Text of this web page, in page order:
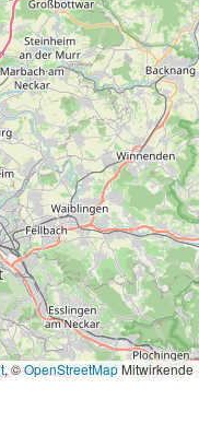
, ©OpenStreetMapMitwirkende